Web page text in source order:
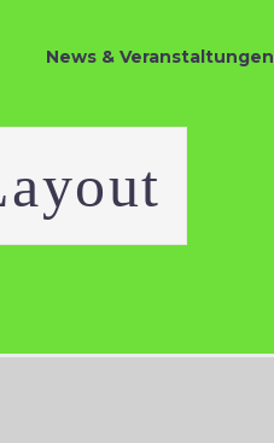
News & Veranstaltungen